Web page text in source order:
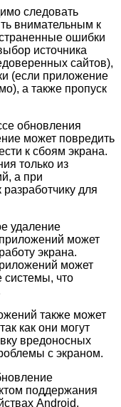
следовать
внимательным к
ошибки
источника
сайтов),
(если приложение
а также пропуск
обновления
может повредить
к сбоям экрана.
только из
а при
для
удаление
может
экрана.
может
системы, что
также может
как они могут
вредоносных
с экраном.
поддержания
Android.